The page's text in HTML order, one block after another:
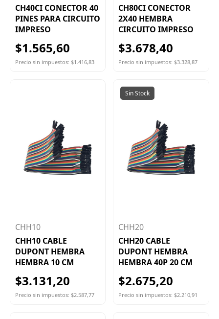
CH40CI CONECTOR 40
PINES PARA CIRCUITO
IMPRESO
$1.565,60
Precio sin impuestos: $1.416,83
CH80CI CONECTOR
2X40 HEMBRA
CIRCUITO IMPRESO
$3.678,40
Precio sin impuestos: $3.328,87
CHH10
CHH10 CABLE
DUPONT HEMBRA
HEMBRA 10 CM
$3.131,20
Precio sin impuestos: $2.587,77
Sin Stock
CHH20
CHH20 CABLE
DUPONT HEMBRA
HEMBRA 40P 20 CM
$2.675,20
Precio sin impuestos: $2.210,91